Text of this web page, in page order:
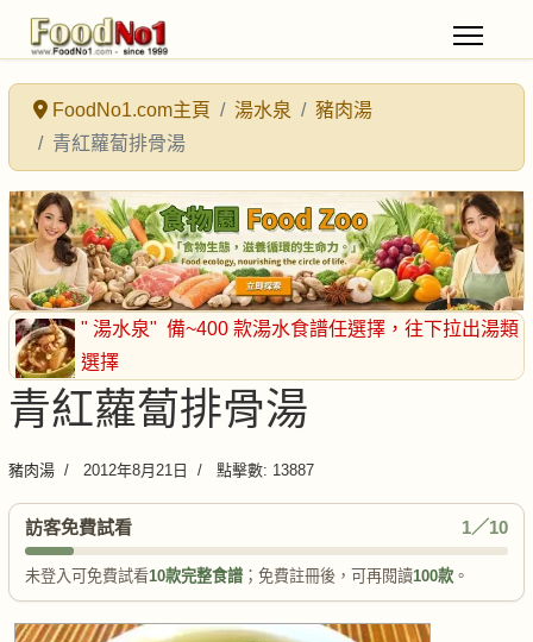
FoodNo1.com主頁 湯水泉
豬肉湯
青紅蘿蔔排骨湯
" 湯水泉" 備~400 款湯水食譜任選擇 ，往下拉出湯類
選擇
青紅蘿蔔排骨湯
豬肉湯 2012年8月21日 點擊數: 13887
訪客免費試看 1／10
未登入可免費試看10款完整食譜 ；免費註冊後，可再閱讀100款 。